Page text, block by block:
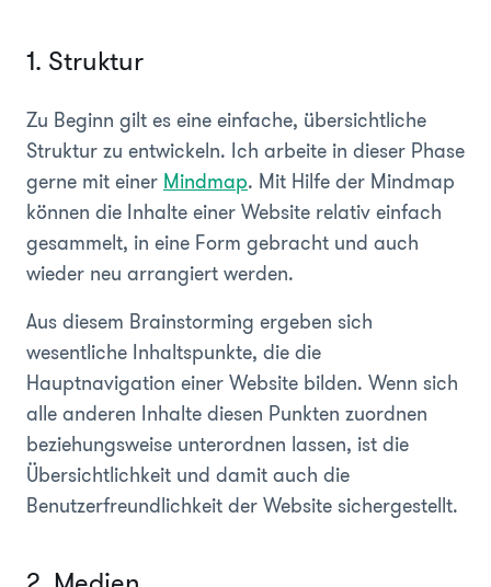
1. Struktur
Zu Beginn gilt es eine einfache, übersichtliche
Struktur zu entwickeln. Ich arbeite in dieser Phase
gerne mit einer Mindmap. Mit Hilfe der Mindmap
können die Inhalte einer Website relativ einfach
gesammelt, in eine Form gebracht und auch
wieder neu arrangiert werden.
Aus diesem Brainstorming ergeben sich
wesentliche Inhaltspunkte, die die
Hauptnavigation einer Website bilden. Wenn sich
alle anderen Inhalte diesen Punkten zuordnen
beziehungsweise unterordnen lassen, ist die
Übersichtlichkeit und damit auch die
Benutzerfreundlichkeit der Website sichergestellt.